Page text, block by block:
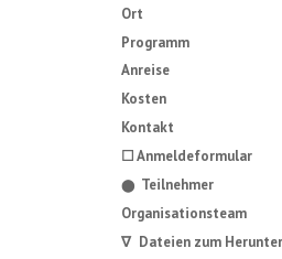
Ort
Programm
Anreise
Kosten
Kontakt
☐ Anmeldeformular
⬤ Teilnehmer
Organisationsteam
∇ Dateien zum